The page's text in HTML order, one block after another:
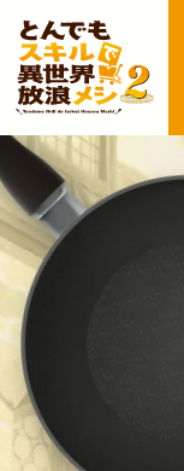
ア
ニ
メ
「
と
ん
で
も
ス
キ
ル
で
T
V
ア
ニ
「
と
ん
で
も
ス
キ
ル